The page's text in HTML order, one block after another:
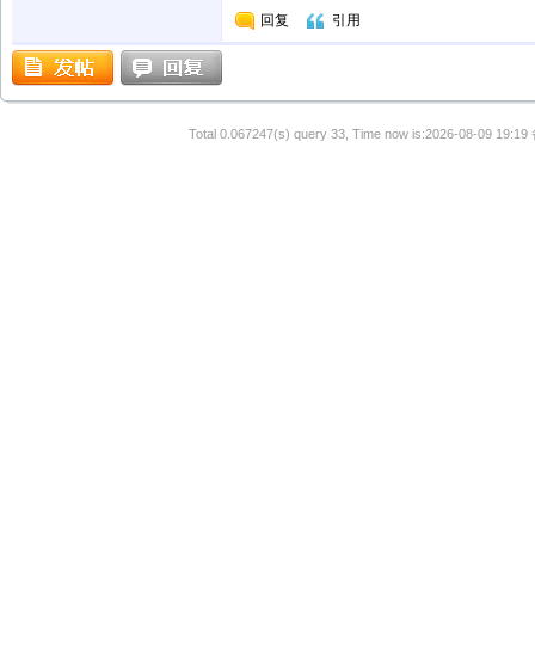
回复 引用
Total 0.067247(s) query 33, Time now is:2026-08-09 19:19